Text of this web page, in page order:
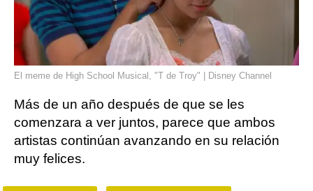
El meme de High School Musical, "T de Troy" | Disney Channel
Más de un año después de que se les
comenzara a ver juntos, parece que ambos
artistas continúan avanzando en su relación
muy felices.